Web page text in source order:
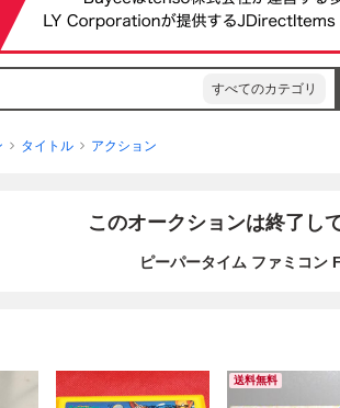
すべてのカテゴリ
タイトル アクション
このオークションは終了し
ピーパータイム ファミコン
送料無料